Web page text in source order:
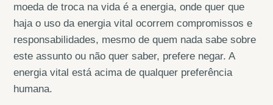
moeda de troca na vida é a energia, onde quer que
haja o uso da energia vital ocorrem compromissos e
responsabilidades, mesmo de quem nada sabe sobre
este assunto ou não quer saber, prefere negar. A
energia vital está acima de qualquer preferência
humana.